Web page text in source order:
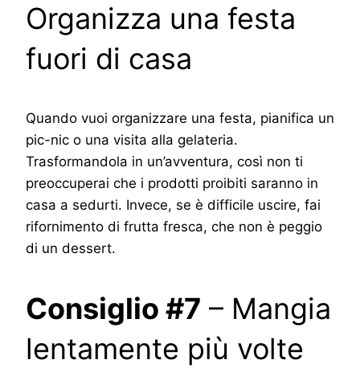
Organizza una festa
fuori di casa
Quando vuoi organizzare una festa, pianifica un
pic-nic o una visita alla gelateria.
Trasformandola in un’avventura, così non ti
preoccuperai che i prodotti proibiti saranno in
casa a sedurti. Invece, se è difficile uscire, fai
rifornimento di frutta fresca, che non è peggio
di un dessert.
Consiglio #7 – Mangia
lentamente più volte